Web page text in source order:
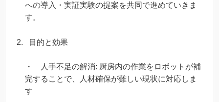
への導入・実証実験の提案を共同で進めていきま
す。
目的と効果
・ 人手不足の解消: 厨房内の作業をロボットが補
完することで、人材確保が難しい現状に対応しま
す